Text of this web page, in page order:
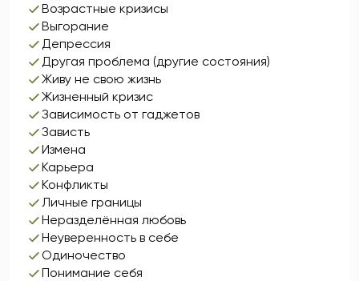
Возрастные кризисы
Выгорание
Депрессия
Другая проблема (другие состояния)
Живу не свою жизнь
Жизненный кризис
Зависимость от гаджетов
Зависть
Измена
Карьера
Конфликты
Личные границы
Неразделённая любовь
Неуверенность в себе
Одиночество
Понимание себя